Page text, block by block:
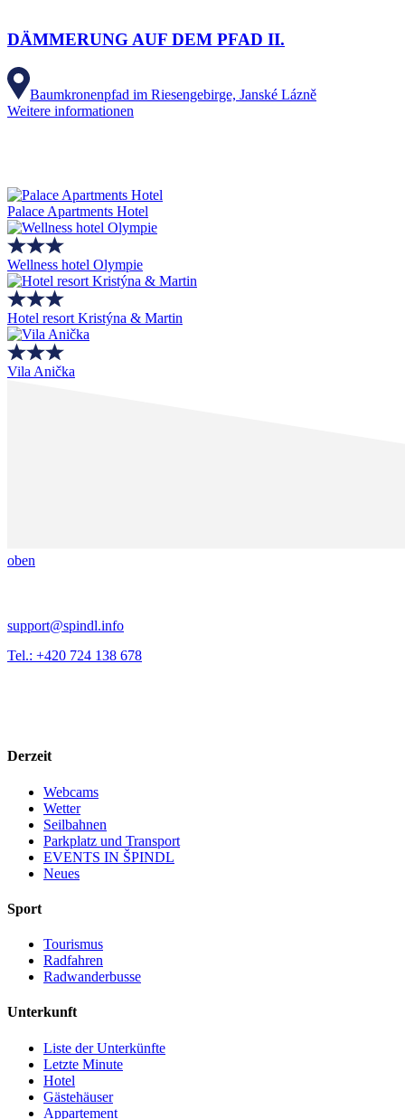
DÄMMERUNG AUF DEM PFAD II.
Baumkronenpfad im Riesengebirge, Janské Lázně
Weitere informationen
Palace Apartments Hotel
Wellness hotel Olympie
Hotel resort Kristýna & Martin
Vila Anička
oben
support@spindl.info
Tel.: +420 724 138 678
Derzeit
Webcams
Wetter
Seilbahnen
Parkplatz und Transport
EVENTS IN ŠPINDL
Neues
Sport
Tourismus
Radfahren
Radwanderbusse
Unterkunft
Liste der Unterkünfte
Letzte Minute
Hotel
Gästehäuser
Appartement